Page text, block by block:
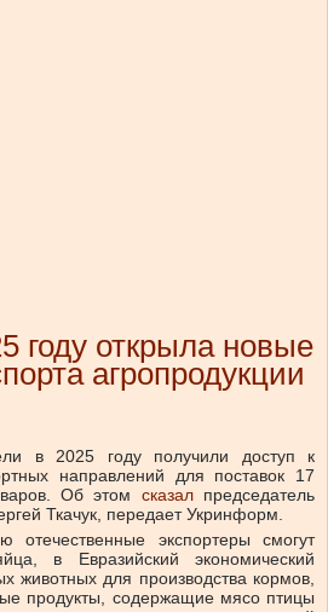
году открыла новые
агропродукции
в 2025 году получили доступ к
направлений для поставок 17
Об этом сказал председатель
Ткачук, передает Укринформ.
отечественные экспортеры смогут
в Евразийский экономический
для производства кормов,
продукты, содержащие мясо птицы